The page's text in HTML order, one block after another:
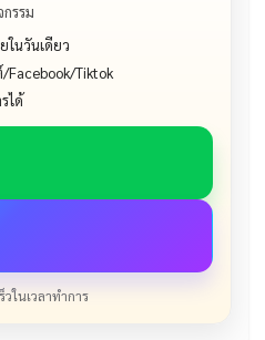
กรรม
ในวันเดียว
/Facebook/Tiktok
ได้
ในเวลาทำการ